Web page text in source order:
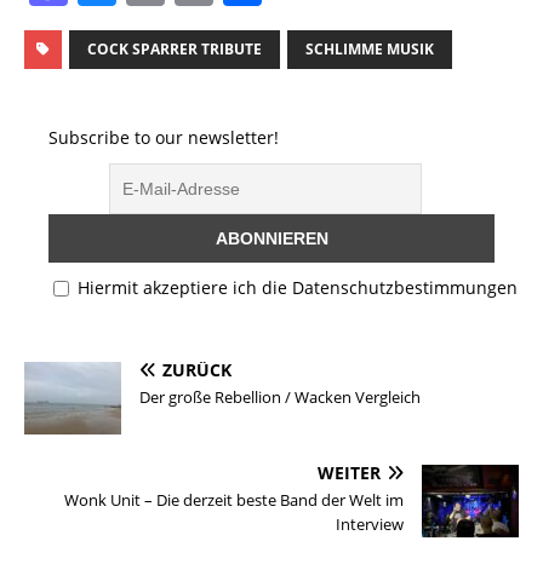
a
st
d
n
u
e
k
y
m
ai
o
p
Li
n
k
ei
le
COCK SPARRER TRIBUTE SCHLIMME MUSIK
Subscribe to our newsletter!
Hiermit akzeptiere ich die Datenschutzbestimmungen
ZURÜCK
Der große Rebellion / Wacken Vergleich
WEITER
Wonk Unit – Die derzeit beste Band der Welt im
Interview